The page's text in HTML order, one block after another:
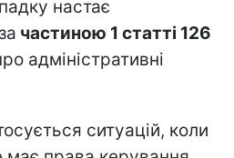
настає
частиною 1 статті 126
адміністративні
ситуацій, коли